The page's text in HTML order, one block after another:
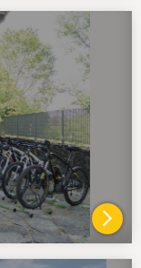
VAI